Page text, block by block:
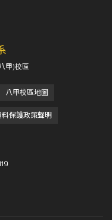
甲)校區
八甲校區地圖
保護政策聲明